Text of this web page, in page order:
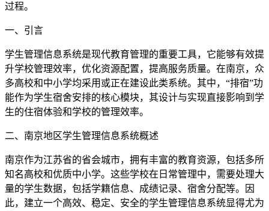
过程。
一、引言
学生管理信息系统是现代教育管理的重要工具，它能够有效提
升学校管理效率，优化资源配置，提高服务质量。在南京，众
多高校和中小学均采用或正在建设此类系统。其中，“排宿”功
能作为学生宿舍安排的核心模块，其设计与实现直接影响到学
生的住宿体验和学校的管理效率。
二、南京地区学生管理信息系统概述
南京作为江苏省的省会城市，拥有丰富的教育资源，包括多所
知名高校和优质中小学。这些学校在日常管理中，需要处理大
量的学生数据，包括学籍信息、成绩记录、宿舍分配等。因
此，建立一个高效、稳定、安全的学生管理信息系统显得尤为